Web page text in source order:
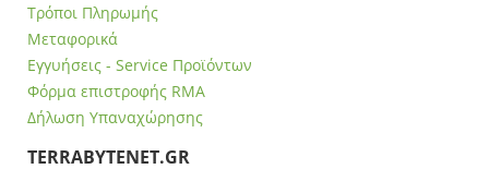
Τρόποι Πληρωμής
Μεταφορικά
Εγγυήσεις - Service Προϊόντων
Φόρμα επιστροφής RMA
Δήλωση Υπαναχώρησης
ΤERRABYTENET.GR